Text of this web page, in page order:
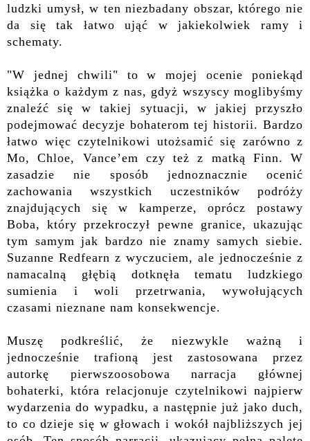
ludzki umysł, w ten niezbadany obszar, którego nie
da się tak łatwo ująć w jakiekolwiek ramy i
schematy.
"W jednej chwili" to w mojej ocenie poniekąd
książka o każdym z nas, gdyż wszyscy moglibyśmy
znaleźć się w takiej sytuacji, w jakiej przyszło
podejmować decyzje bohaterom tej historii. Bardzo
łatwo więc czytelnikowi utożsamić się zarówno z
Mo, Chloe, Vance’em czy też z matką Finn. W
zasadzie nie sposób jednoznacznie ocenić
zachowaniawszystkich uczestników podróży
znajdujących się w kamperze, oprócz postawy
Boba, który przekroczył pewne granice, ukazując
tym samym jak bardzo nie znamy samych siebie.
Suzanne Redfearn z wyczuciem, ale jednocześnie z
namacalną głębią dotknęła tematu ludzkiego
sumienia i woli przetrwania, wywołujących
czasami nieznane nam konsekwencje.
Muszę podkreślić, że niezwykle ważną i
jednocześnie trafioną jest zastosowana przez
autorkę pierwszoosobowa narracja głównej
bohaterki, która relacjonuje czytelnikowi najpierw
wydarzenia do wypadku, a następnie już jako duch,
to co dzieje się w głowach i wokół najbliższych jej